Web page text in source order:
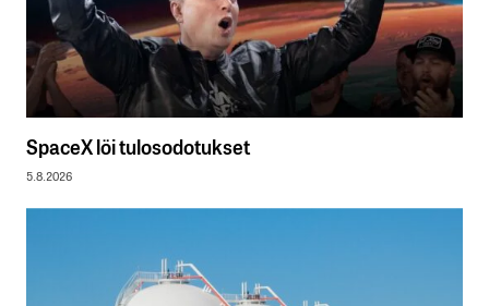
SpaceX löi tulosodotukset
5.8.2026